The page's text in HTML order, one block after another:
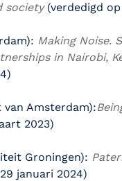
society (verdedigd
: Making Noise.
in Nairobi,
van Amsterdam):
2023)
Groningen):
januari 2024)